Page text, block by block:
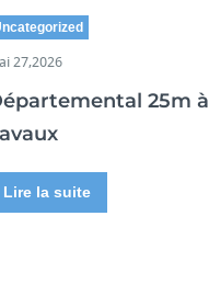
27,2026
25m à
Lire la suite